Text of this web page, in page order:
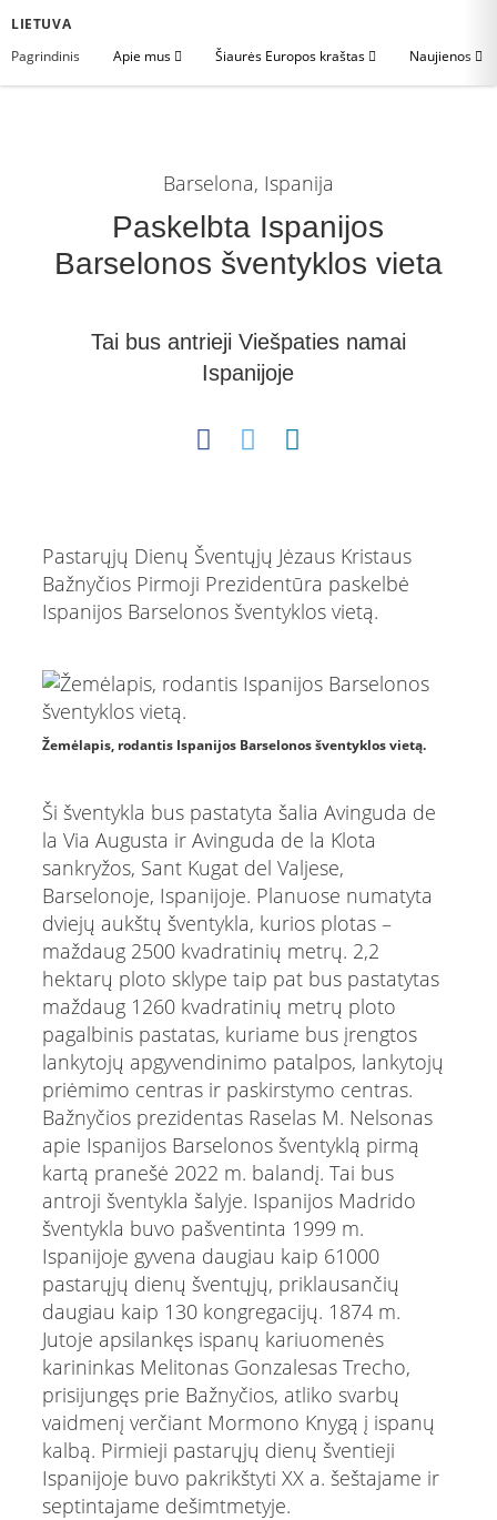
LIETUVA
Pagrindinis
Apie mus Šiaurės Europos kraštas Naujienos
Barselona, Ispanija
Paskelbta Ispanijos
Barselonos šventyklos vieta
Tai bus antrieji Viešpaties namai
Ispanijoje
Pastarųjų Dienų Šventųjų Jėzaus Kristaus
Bažnyčios Pirmoji Prezidentūra paskelbė
Ispanijos Barselonos šventyklos vietą.
Žemėlapis, rodantis Ispanijos Barselonos šventyklos vietą.
Ši šventykla bus pastatyta šalia Avinguda de
la Via Augusta ir Avinguda de la Klota
sankryžos, Sant Kugat del Valjese,
Barselonoje, Ispanijoje. Planuose numatyta
dviejų aukštų šventykla, kurios plotas –
maždaug 2500 kvadratinių metrų. 2,2
hektarų ploto sklype taip pat bus pastatytas
maždaug 1260 kvadratinių metrų ploto
pagalbinis pastatas, kuriame bus įrengtos
lankytojų apgyvendinimo patalpos, lankytojų
priėmimo centras ir paskirstymo centras.
Bažnyčios prezidentas Raselas M. Nelsonas
apie Ispanijos Barselonos šventyklą pirmą
kartą pranešė 2022 m. balandį. Tai bus
antroji šventykla šalyje. Ispanijos Madrido
šventykla buvo pašventinta 1999 m.
Ispanijoje gyvena daugiau kaip 61000
pastarųjų dienų šventųjų, priklausančių
daugiau kaip 130 kongregacijų. 1874 m.
Jutoje apsilankęs ispanų kariuomenės
karininkas Melitonas Gonzalesas Trecho,
prisijungęs prie Bažnyčios, atliko svarbų
vaidmenį verčiant Mormono Knygą į ispanų
kalbą. Pirmieji pastarųjų dienų šventieji
Ispanijoje buvo pakrikštyti XX a. šeštajame ir
septintajame dešimtmetyje.